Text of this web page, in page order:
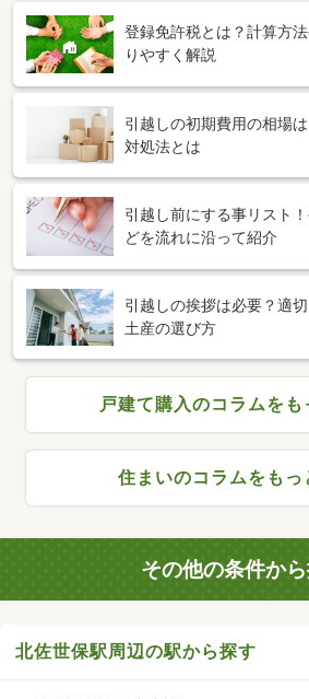
登録免許税とは？計算方
りやすく解説
引越しの初期費用の相場
対処法とは
引越し前にする事リスト
どを流れに沿って紹介
引越しの挨拶は必要？適
土産の選び方
戸建て購入のコラムをも
住まいのコラムをもっ
その他の条件か
北佐世保駅周辺の駅から探す